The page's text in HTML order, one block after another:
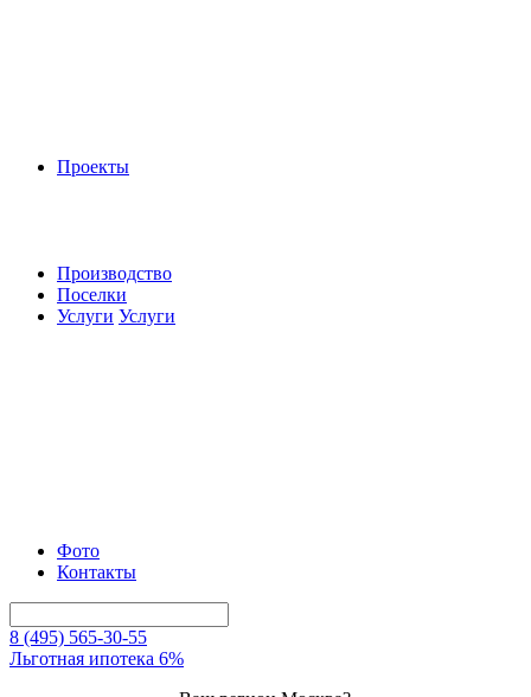
Проекты
Производство
Поселки
Услуги Услуги
Фото
Контакты
8 (495) 565-30-55
Льготная ипотека 6%